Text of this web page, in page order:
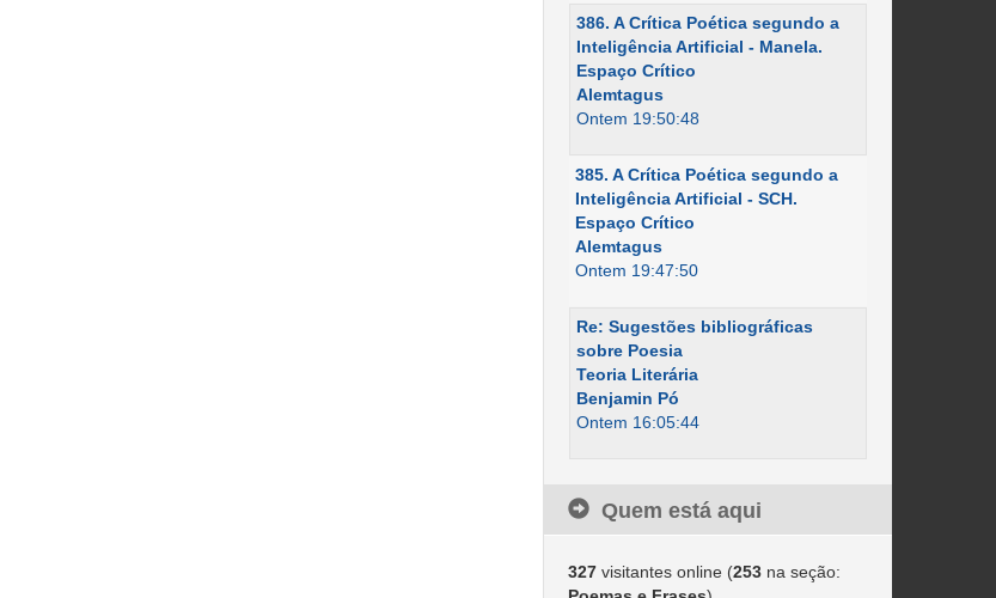
386. A Crítica Poética segundo a
Inteligência Artificial - Manela.
Espaço Crítico
Alemtagus
Ontem 19:50:48
385. A Crítica Poética segundo a
Inteligência Artificial - SCH.
Espaço Crítico
Alemtagus
Ontem 19:47:50
Re: Sugestões bibliográficas
sobre Poesia
Teoria Literária
Benjamin Pó
Ontem 16:05:44
Quem está aqui
327visitantes online (253na seção: